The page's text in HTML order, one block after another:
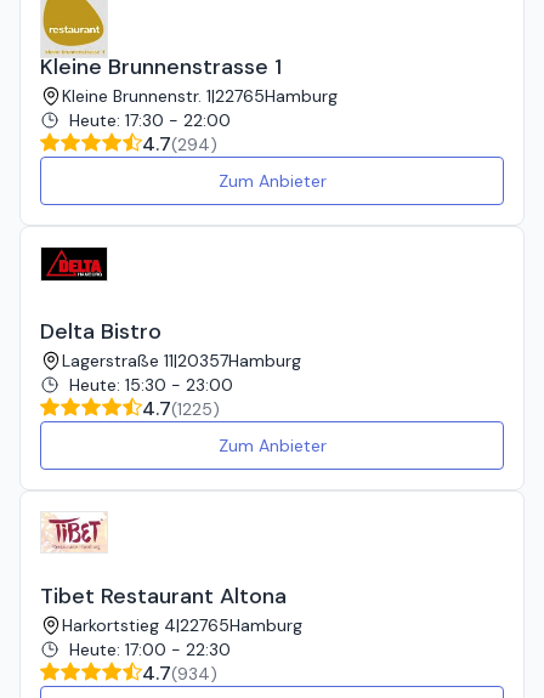
Kleine Brunnenstrasse 1
Kleine Brunnenstr. 1|22765Hamburg
Heute: 17:30 - 22:00
4.7(294)
Zum Anbieter
Delta Bistro
Lagerstraße 11|20357Hamburg
Heute: 15:30 - 23:00
4.7(1225)
Zum Anbieter
Tibet Restaurant Altona
Harkortstieg 4|22765Hamburg
Heute: 17:00 - 22:30
4.7(934)